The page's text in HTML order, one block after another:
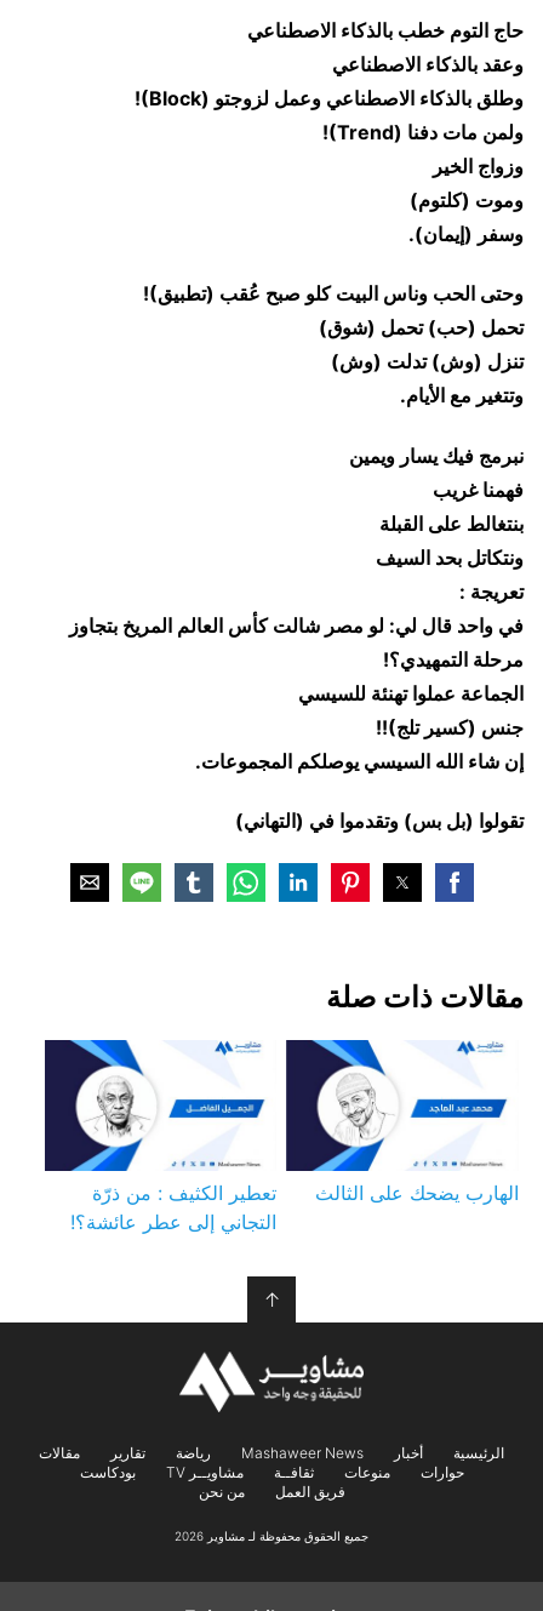
حاج التوم خطب بالذكاء الاصطناعي
وعقد بالذكاء الاصطناعي
وطلق بالذكاء الاصطناعي وعمل لزوجتو (Block)!
ولمن مات دفنا (Trend)!
وزواج الخير
وموت (كلتوم)
وسفر (إيمان).
وحتى الحب وناس البيت كلو صبح عُقب (تطبيق)!
تحمل (حب) تحمل (شوق)
تنزل (وش) تدلت (وش)
وتتغير مع الأيام.
نبرمج فيك يسار ويمين
فهمنا غريب
بنتغالط على القبلة
ونتكاتل بحد السيف
تعريجة :
في واحد قال لي: لو مصر شالت كأس العالم المريخ بتجاوز
مرحلة التمهيدي؟!
الجماعة عملوا تهنئة للسيسي
جنس (كسير تلج)!!
إن شاء الله السيسي يوصلكم المجموعات.
تقولوا (بل بس) وتقدموا في (التهاني)
مقالات ذات صلة
الهارب يضحك على الثالث
تعطير الكثيف : من ذرّة
التجاني إلى عطر عائشة؟!
↑
الرئيسية أخبار Mashaweer News رياضة تقارير
مقالات
حوارات
منوعات ثقافــة مشاويــر TV
بودكاست
فريق العمل
من نحن
جميع الحقوق محفوظة لـ مشاوير 2026